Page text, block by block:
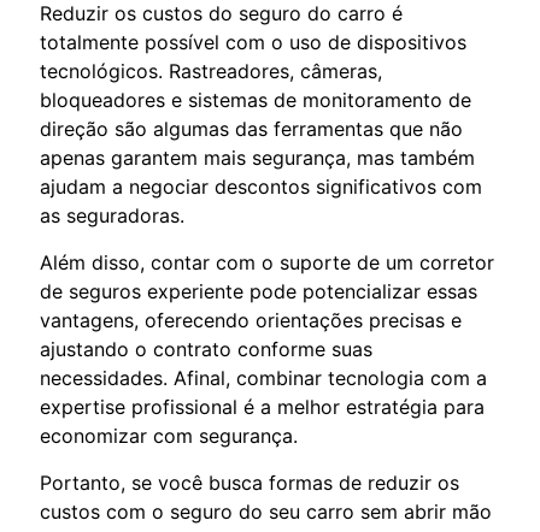
Reduzir os custos do seguro do carro é
totalmente possível com o uso de dispositivos
tecnológicos. Rastreadores, câmeras,
bloqueadores e sistemas de monitoramento de
direção são algumas das ferramentas que não
apenas garantem mais segurança, mas também
ajudam a negociar descontos significativos com
as seguradoras.
Além disso, contar com o suporte de um corretor
de seguros experiente pode potencializar essas
vantagens, oferecendo orientações precisas e
ajustando o contrato conforme suas
necessidades. Afinal, combinar tecnologia com a
expertise profissional é a melhor estratégia para
economizar com segurança.
Portanto, se você busca formas de reduzir os
custos com o seguro do seu carro sem abrir mão